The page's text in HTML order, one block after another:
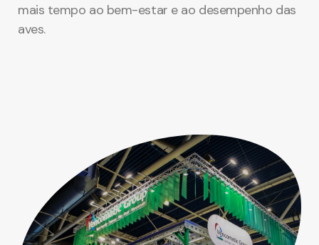
mais tempo ao bem-estar e ao desempenho das
aves.